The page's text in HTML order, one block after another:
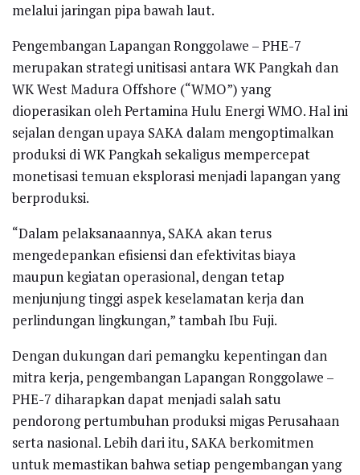
melalui jaringan pipa bawah laut.
Pengembangan Lapangan Ronggolawe – PHE-7
merupakan strategi unitisasi antara WK Pangkah dan
WK West Madura Offshore (“WMO”) yang
dioperasikan oleh Pertamina Hulu Energi WMO. Hal ini
sejalan dengan upaya SAKA dalam mengoptimalkan
produksi di WK Pangkah sekaligus mempercepat
monetisasi temuan eksplorasi menjadi lapangan yang
berproduksi.
“Dalam pelaksanaannya, SAKA akan terus
mengedepankan efisiensi dan efektivitas biaya
maupun kegiatan operasional, dengan tetap
menjunjung tinggi aspek keselamatan kerja dan
perlindungan lingkungan,” tambah Ibu Fuji.
Dengan dukungan dari pemangku kepentingan dan
mitra kerja, pengembangan Lapangan Ronggolawe –
PHE-7 diharapkan dapat menjadi salah satu
pendorong pertumbuhan produksi migas Perusahaan
serta nasional. Lebih dari itu, SAKA berkomitmen
untuk memastikan bahwa setiap pengembangan yang